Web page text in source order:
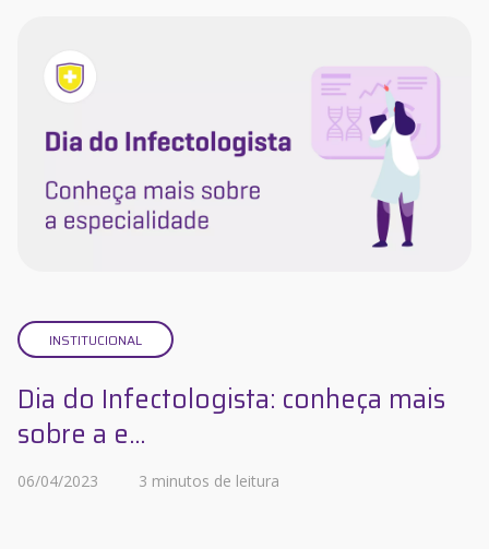
INSTITUCIONAL
Dia do Infectologista: conheça mais
sobre a e...
06/04/2023 3 minutos de leitura